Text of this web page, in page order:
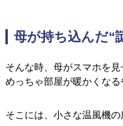
母が持ち込んだ“
そんな時、母がスマホを見
めっちゃ部屋が暖かくなる
そこには、小さな温風機の